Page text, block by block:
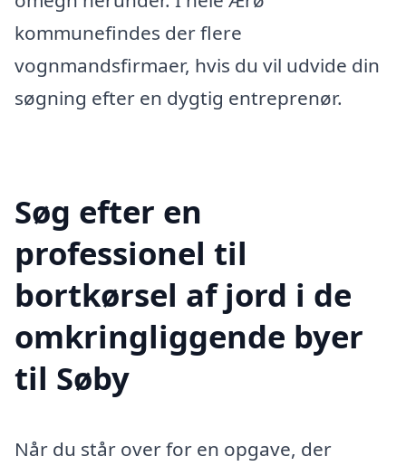
kommunefindes der flere
vognmandsfirmaer, hvis du vil udvide din
søgning efter en dygtig entreprenør.
Søg efter en
professionel til
bortkørsel af jord i de
omkringliggende byer
til Søby
Når du står over for en opgave, der